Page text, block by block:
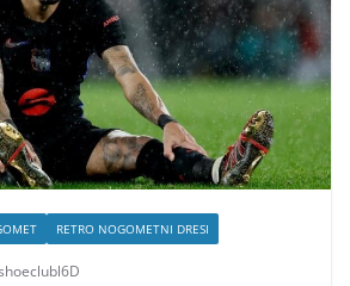
RETRO NOGOMETNI DRESI